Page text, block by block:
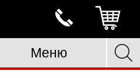
Меню